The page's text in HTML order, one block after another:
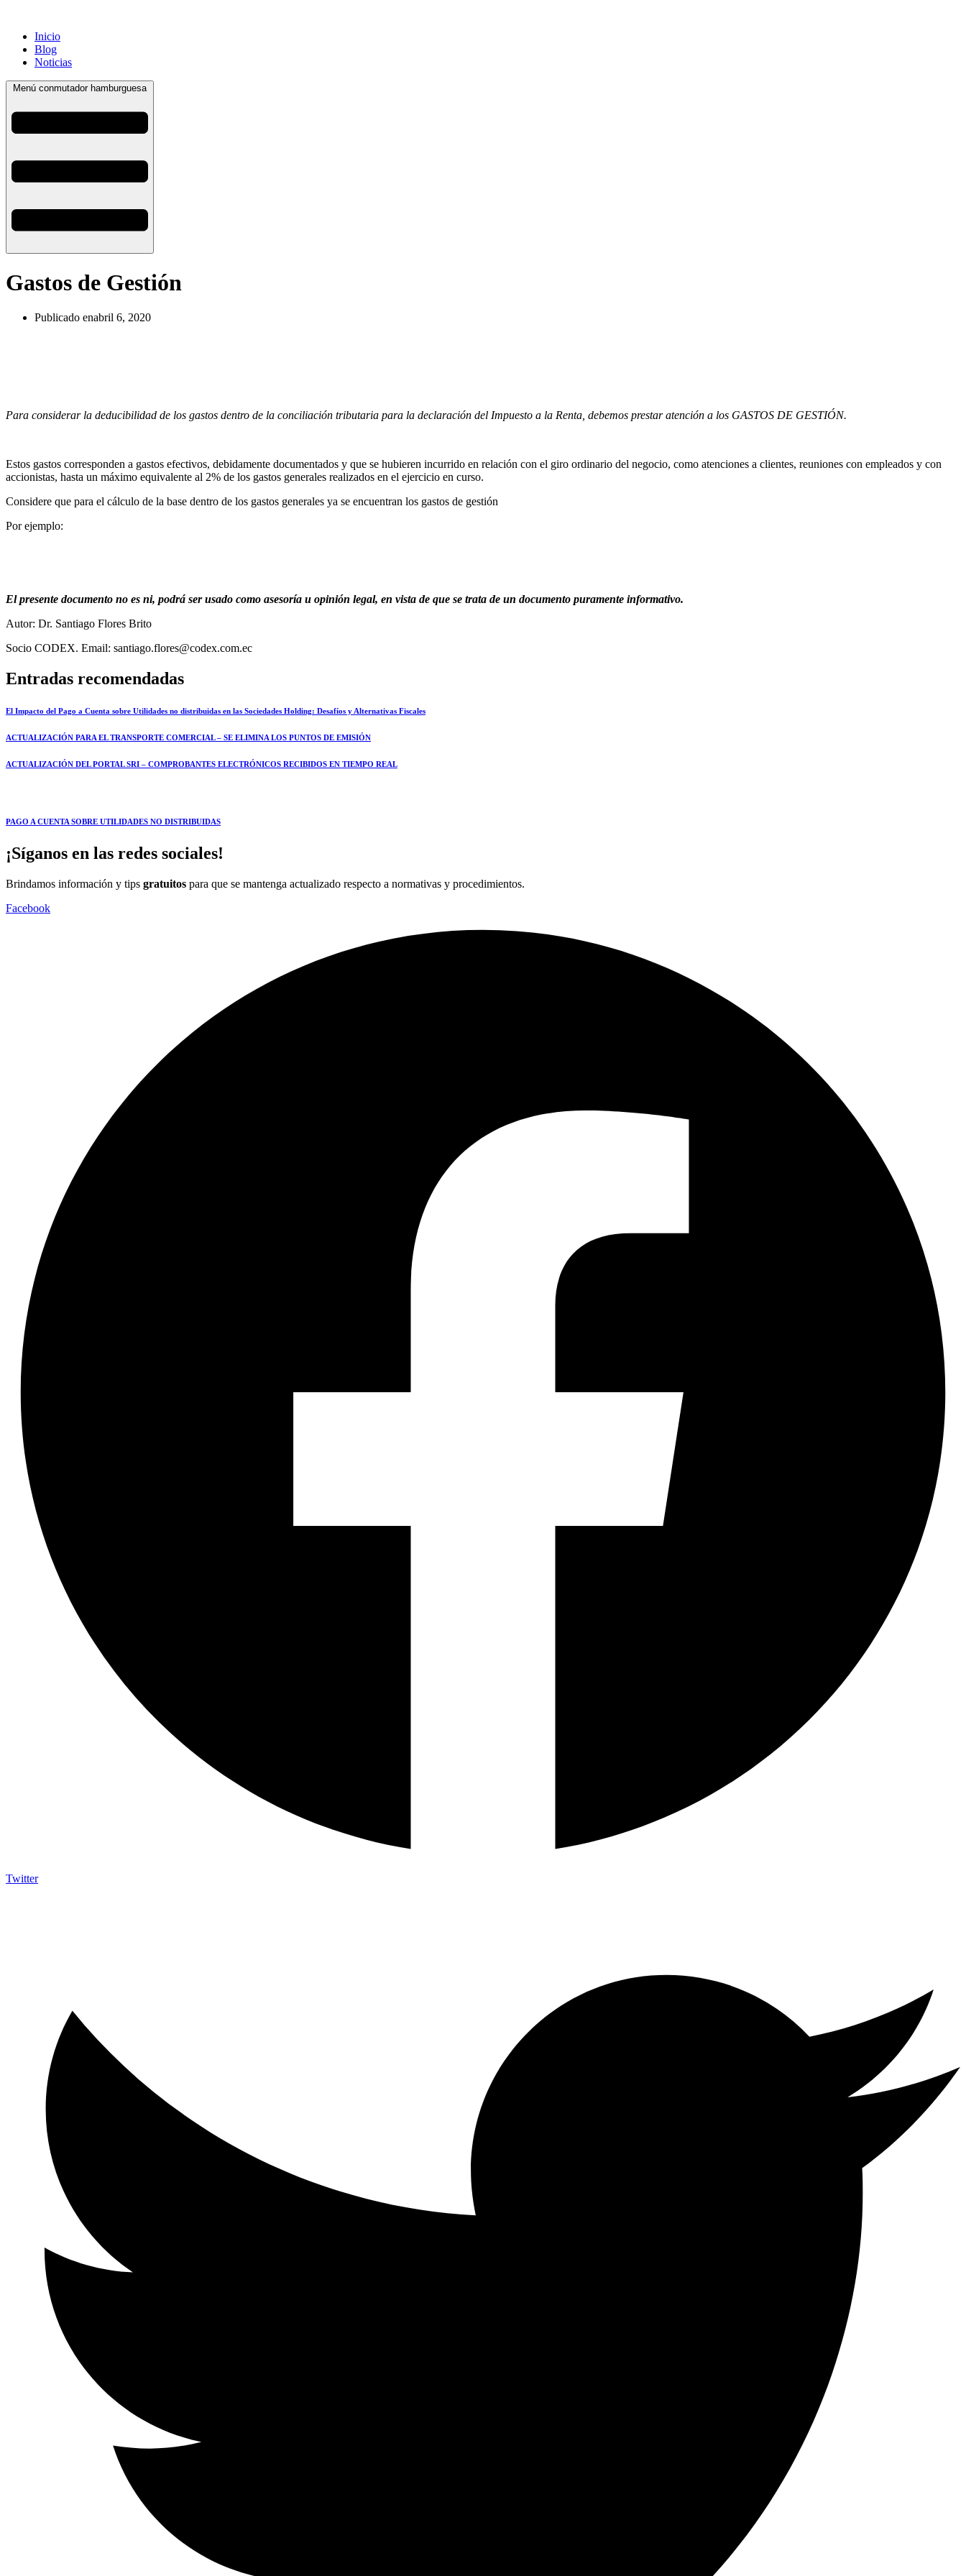
Inicio
Blog
Noticias
Menú conmutador hamburguesa
Gastos de Gestión
Publicado enabril 6, 2020
Para considerar la deducibilidad de los gastos dentro de la conciliación tributaria para la declaración del Impuesto a la Renta, debemos prestar atención a los GASTOS DE GESTIÓN.
Estos gastos corresponden a gastos efectivos, debidamente documentados y que se hubieren incurrido en relación con el giro ordinario del negocio, como atenciones a clientes, reuniones con empleados y con
accionistas, hasta un máximo equivalente al 2% de los gastos generales realizados en el ejercicio en curso.
Considere que para el cálculo de la base dentro de los gastos generales ya se encuentran los gastos de gestión
Por ejemplo:
El presente documento no es ni, podrá ser usado como asesoría u opinión legal, en vista de que se trata de un documento puramente informativo.
Autor: Dr. Santiago Flores Brito
Socio CODEX. Email: santiago.flores@codex.com.ec
Entradas recomendadas
El Impacto del Pago a Cuenta sobre Utilidades no distribuidas en las Sociedades Holding: Desafíos y Alternativas Fiscales
ACTUALIZACIÓN PARA EL TRANSPORTE COMERCIAL – SE ELIMINA LOS PUNTOS DE EMISIÓN
ACTUALIZACIÓN DEL PORTAL SRI – COMPROBANTES ELECTRÓNICOS RECIBIDOS EN TIEMPO REAL
PAGO A CUENTA SOBRE UTILIDADES NO DISTRIBUIDAS
¡Síganos en las redes sociales!
Brindamos información y tips gratuitos para que se mantenga actualizado respecto a normativas y procedimientos.
Facebook
Twitter